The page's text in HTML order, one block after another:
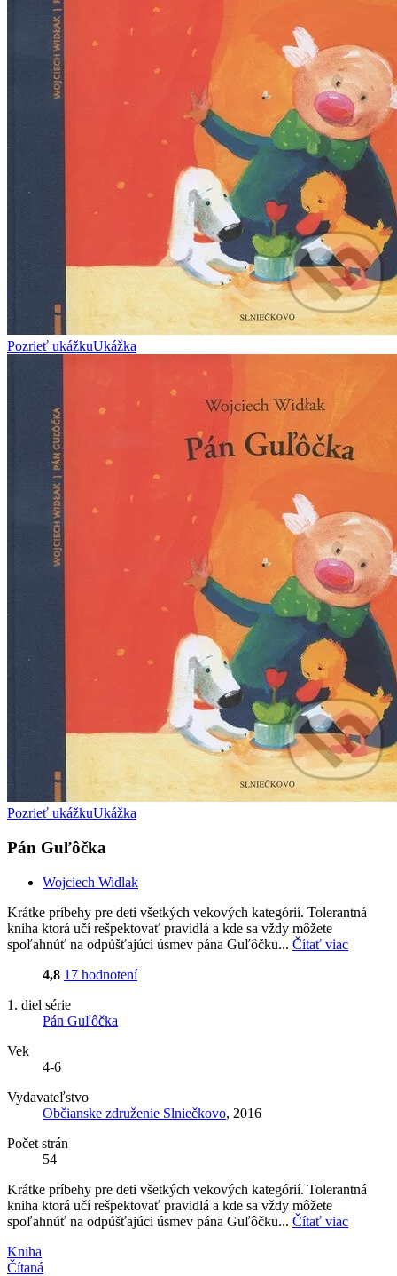
Pozrieť ukážkuUkážka
Pozrieť ukážkuUkážka
Pán Guľôčka
Wojciech Widlak
Krátke príbehy pre deti všetkých vekových kategórií. Tolerantná
kniha ktorá učí rešpektovať pravidlá a kde sa vždy môžete
spoľahnúť na odpúšťajúci úsmev pána Guľôčku... Čítať viac
4,8 17 hodnotení
1. diel série
Pán Guľôčka
Vek
4-6
Vydavateľstvo
Občianske združenie Slniečkovo, 2016
Počet strán
54
Krátke príbehy pre deti všetkých vekových kategórií. Tolerantná
kniha ktorá učí rešpektovať pravidlá a kde sa vždy môžete
spoľahnúť na odpúšťajúci úsmev pána Guľôčku... Čítať viac
Kniha
Čítaná